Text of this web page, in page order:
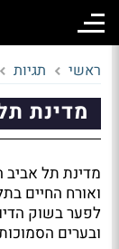
ראשי תגיות
מדינת
מדינת תל אביב
ואורח החיים
לפער בשוק
ובערים